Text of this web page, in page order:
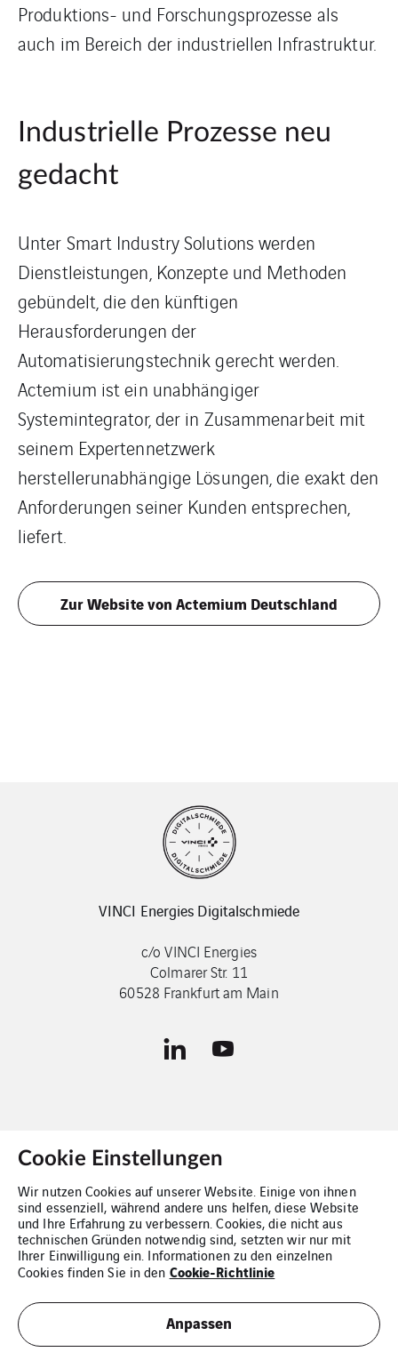
Produktions- und Forschungsprozesse als
auch im Bereich der industriellen Infrastruktur.
Industrielle Prozesse neu
gedacht
Unter Smart Industry Solutions werden
Dienstleistungen, Konzepte und Methoden
gebündelt, die den künftigen
Herausforderungen der
Automatisierungstechnik gerecht werden.
Actemium ist ein unabhängiger
Systemintegrator, der in Zusammenarbeit mit
seinem Expertennetzwerk
herstellerunabhängige Lösungen, die exakt den
Anforderungen seiner Kunden entsprechen,
liefert.
Zur Website von Actemium Deutschland
VINCI Energies Digitalschmiede
c/o VINCI Energies
Colmarer Str. 11
60528 Frankfurt am Main
Kontakt
Impressum
Cookies
Sitemap
Cookie Einstellungen
Wir nutzen Cookies auf unserer Website. Einige von ihnen
sind essenziell, während andere uns helfen, diese Website
und Ihre Erfahrung zu verbessern. Cookies, die nicht aus
technischen Gründen notwendig sind, setzten wir nur mit
Ihrer Einwilligung ein. Informationen zu den einzelnen
Cookies finden Sie in den Cookie-Richtlinie
Anpassen